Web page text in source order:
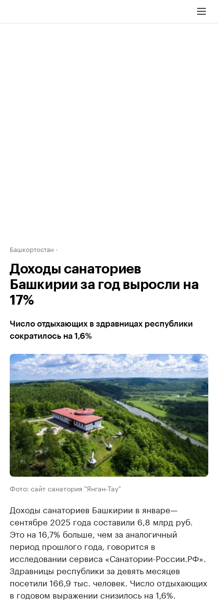
Башкортостан
Доходы санаториев
Башкирии за год выросли на
17%
Число отдыхающих в здравницах республики
сократилось на 1,6%
Фото: сайт санатория "Янган-Тау"
Доходы санаториев Башкирии в январе—
сентябре 2025 года составили 6,8 млрд руб.
Это на 16,7% больше, чем за аналогичный
период прошлого года, говорится в
исследовании сервиса «Санатории-России.РФ».
Здравницы республики за девять месяцев
посетили 166,9 тыс. человек. Число отдыхающих
в годовом выражении снизилось на 1,6%.